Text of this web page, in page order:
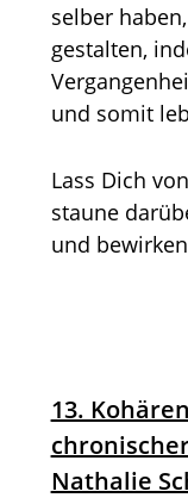
selber
gestalten,
und somit
Lass Dich
staune
und
13.
Nathalie